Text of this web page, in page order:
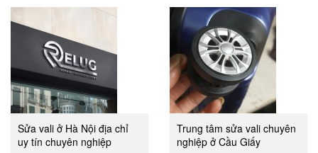
Sửa vali ở Hà Nội địa chỉ
uy tín chuyên nghiệp
Trung tâm sửa vali chuyên
nghiệp ở Cầu Giấy